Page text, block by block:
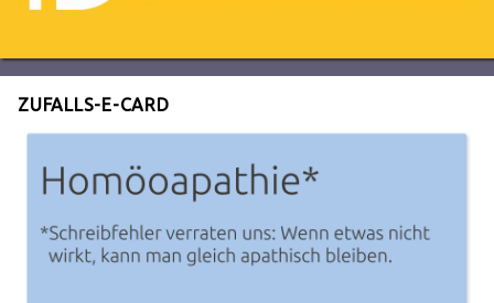
ZUFALLS-E-CARD